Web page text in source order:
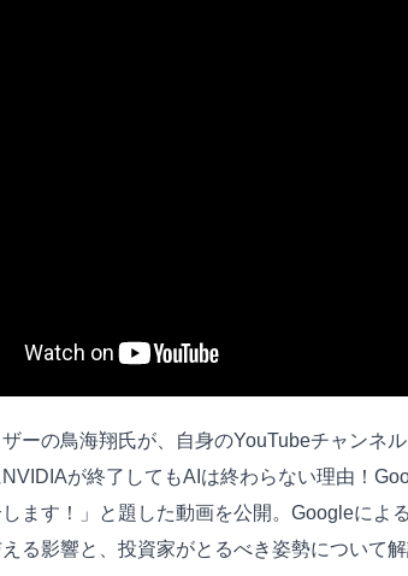
ーの鳥海翔氏が、自身のYouTubeチャンネ
が終了してもAIは終わらない理由！
ます！」と題した動画を公開。Googleによ
る影響と、投資家がとるべき姿勢について解